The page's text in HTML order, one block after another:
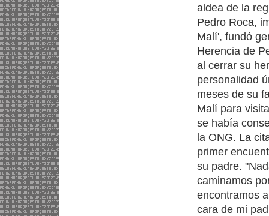
aldea de la
Pedro Roca,
Malí', fundó
Herencia de
al cerrar su
personalidad
meses de su
Malí para
se había
la ONG. La
primer
su padre.
caminamos
encontramos
cara de mi